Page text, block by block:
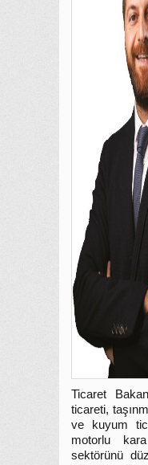
Ticaret
ticareti,
ve kuyum
motorlu kara
sektörünü